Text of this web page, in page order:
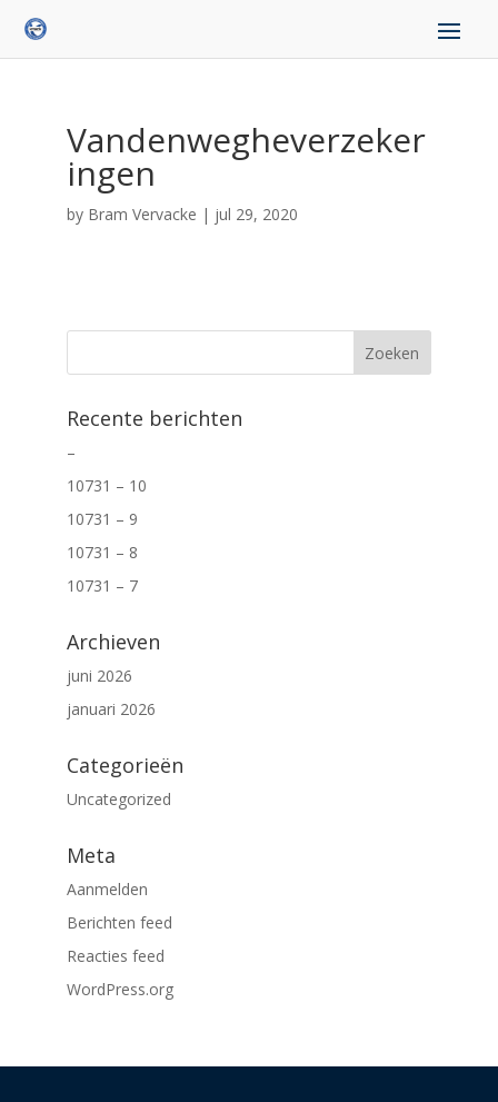
Vandenwegheverzeker
ingen
by Bram Vervacke | jul 29, 2020
Recente berichten
–
10731 – 10
10731 – 9
10731 – 8
10731 – 7
Archieven
juni 2026
januari 2026
Categorieën
Uncategorized
Meta
Aanmelden
Berichten feed
Reacties feed
WordPress.org